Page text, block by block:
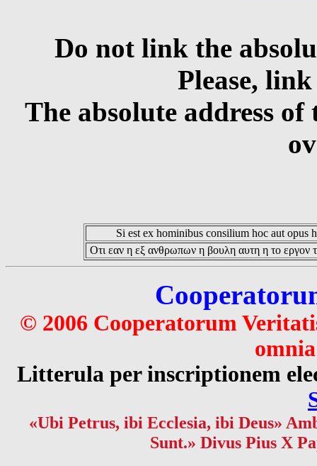
Do not link the
Please,
The absolute address
Si est ex hominibus consilium hoc aut opus
Οτι εαν η εξ ανθρωπων η βουλη αυτη η το εργον
© 2006 Cooperatorum
Litterula per inscriptionem
«Ubi Petrus, ibi Ecclesia, ibi Deus»
Sunt.» Divus Pius X